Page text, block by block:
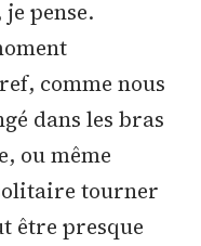
pense.
comme nous
dans les bras
ou même
tourner
être presque